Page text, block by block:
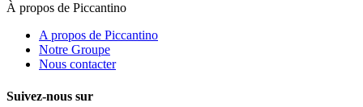
À propos de Piccantino
A propos de Piccantino
Notre Groupe
Nous contacter
Suivez-nous sur